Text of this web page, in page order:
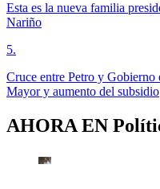
Esta es la nueva familia
Nariño
5.
Cruce entre Petro y
Mayor y aumento del subsidio
AHORA EN